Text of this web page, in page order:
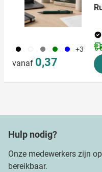
001 002 003 004 005 +3
vanaf 0,37
Hulp nodig?
Onze medewerkers zijn
bereikbaar.